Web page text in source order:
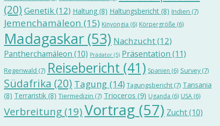
(20) Genetik(12) Haltung (8) Haltungsbericht (8) Indien (7)
Jemenchamäleon (15) Kinyongia (6) Körpergröße (6)
Madagaskar (53) Nachzucht(12)
Pantherchamäleon (10) Prädator (5) Präsentation (11)
Regenwald (7) Reisebericht (41) Spanien (6) Survey(7)
Südafrika (20) Tagung (14) Tagungsbericht (7) Tansania
(8) Terraristik (8) Tiermedizin (7) Trioceros (9) Uganda (6) USA (6)
Verbreitung (19)Vortrag (57) Zucht(10)